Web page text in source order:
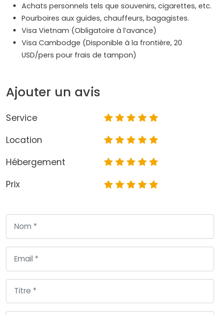
Achats personnels tels que souvenirs, cigarettes, etc.
Pourboires aux guides, chauffeurs, bagagistes.
Visa Vietnam (Obligatoire à l’avance)
Visa Cambodge (Disponible à la frontière, 20
USD/pers pour frais de tampon)
Ajouter un avis
Service
Location
Hébergement
Prix